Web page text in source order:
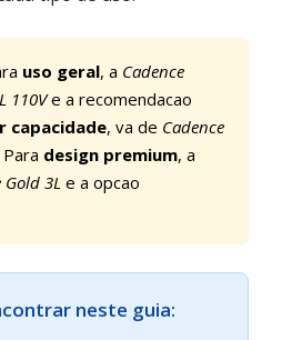
uso geral, a Cadence
110Ve a recomendacao
capacidade, va de Cadence
Para design premium, a
3L e a opcao
neste guia: